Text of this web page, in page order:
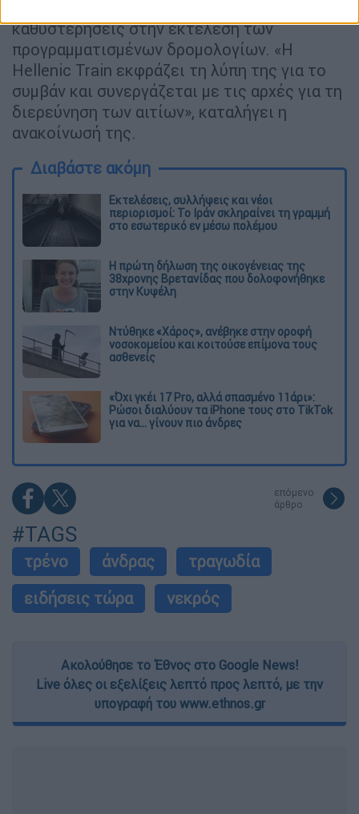
καθυστερήσεις στην εκτέλεση των
προγραμματισμένων δρομολογίων. «Η
Hellenic Train εκφράζει τη λύπη της για το
συμβάν και συνεργάζεται με τις αρχές για τη
διερεύνηση των αιτίων», καταλήγει η
ανακοίνωσή της.
Διαβάστε ακόμη
Εκτελέσεις, συλλήψεις και νέοι
περιορισμοί: Το Ιράν σκληραίνει τη γραμμή
στο εσωτερικό εν μέσω πολέμου
Η πρώτη δήλωση της οικογένειας της
38χρονης Βρετανίδας που δολοφονήθηκε
στην Κυψέλη
Ντύθηκε «Χάρος», ανέβηκε στην οροφή
νοσοκομείου και κοιτούσε επίμονα τους
ασθενείς
«Όχι γκέι 17 Pro, αλλά σπασμένο 11άρι»:
Ρώσοι διαλύουν τα iPhone τους στο TikTok
για να... γίνουν πιο άνδρες
επόμενο
άρθρο
#TAGS
τρένο άνδρας
τραγωδία
ειδήσεις τώρα
νεκρός
Ακολούθησε το Έθνος στο Google News!
Live όλες οι εξελίξεις λεπτό προς λεπτό, με την
υπογραφή του www.ethnos.gr